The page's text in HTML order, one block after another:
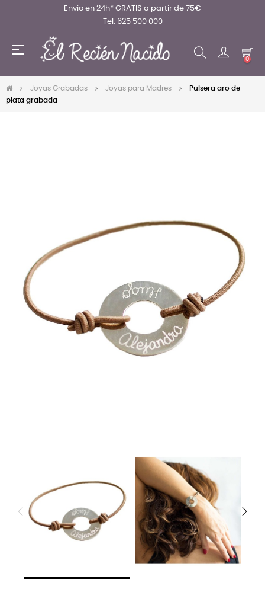
Envio en 24h* GRATIS a partir de 75€
Tel. 625 500 000
Navegación
☰
0
Joyas Grabadas Joyas para Madres
Pulsera aro de
plata grabada